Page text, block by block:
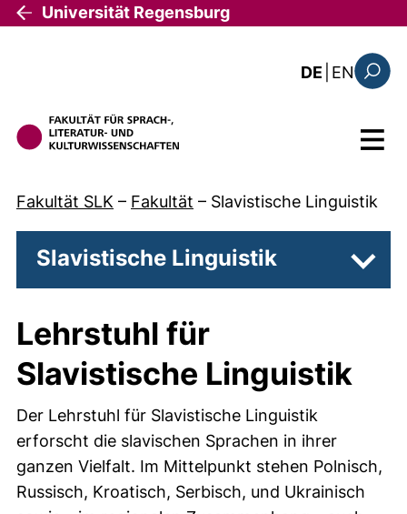
Direkt zum Inhalt
Universität Regensburg
DE EN: the
Menü
Fakultät SLK – Fakultät – Slavistische Linguistik
Slavistische Linguistik
Lehrstuhl für
Slavistische Linguistik
Der Lehrstuhl für Slavistische Linguistik
erforscht die slavischen Sprachen in ihrer
ganzen Vielfalt. Im Mittelpunkt stehen Polnisch,
Russisch, Kroatisch, Serbisch, und Ukrainisch